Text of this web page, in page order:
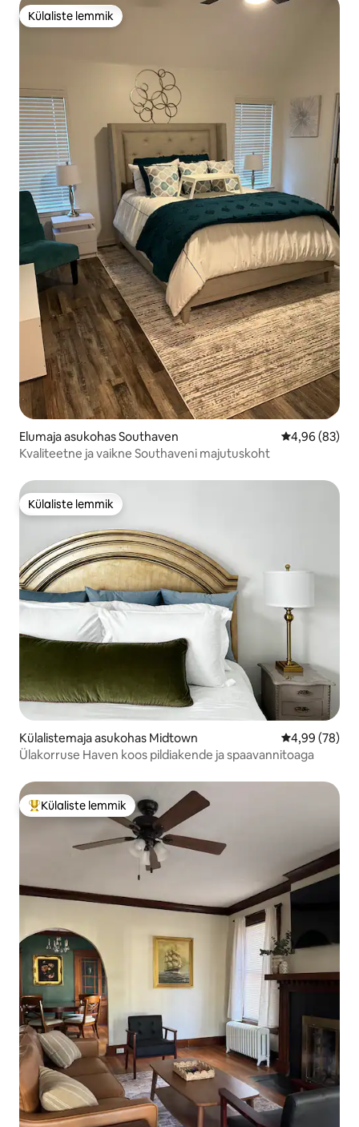
Külaliste lemmik
Külaliste lemmik
Elumaja asukohas Southaven Keskmine
4,96 (83)
Kvaliteetne ja vaikne Southaveni majutuskoht
Külaliste lemmik
Külaliste lemmik
Külalistemaja asukohas Midtown Keskmine
4,99 (78)
Ülakorruse Haven koos pildiakende ja spaavannitoaga
Külaliste suur lemmik
Külaliste lemmik